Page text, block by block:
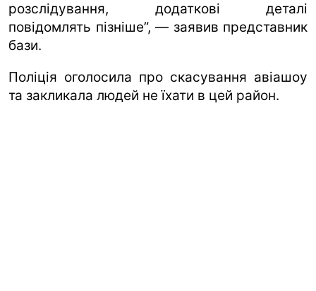
розслідування, додаткові деталі
повідомлять пізніше”, — заявив представник
бази.
Поліція оголосила про скасування авіашоу
та закликала людей не їхати в цей район.